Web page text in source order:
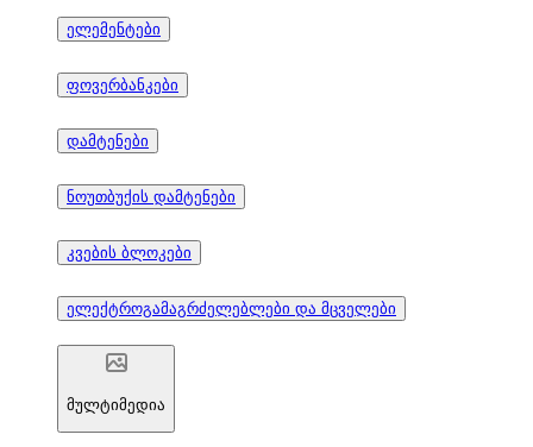
ელემენტები
ფოვერბანკები
დამტენები
ნოუთბუქის დამტენები
კვების ბლოკები
ელექტროგამაგრძელებლები და მცველები
მულტიმედია